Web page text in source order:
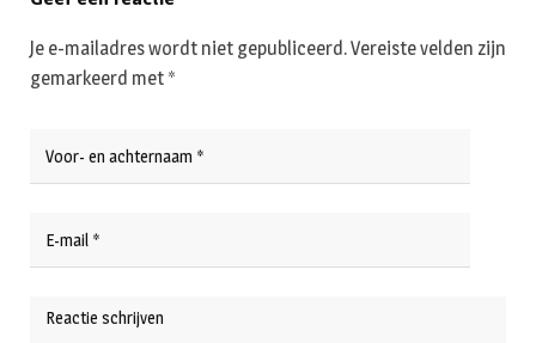
Je e-mailadres wordt niet gepubliceerd.Vereiste velden zijn
gemarkeerd met *